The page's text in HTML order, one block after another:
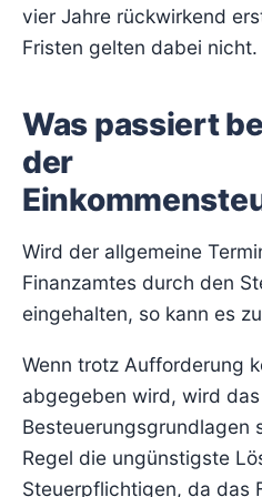
vier Jahre rückwirkend
Fristen gelten dabei nicht.
Was passiert
der
Wird der allgemeine
Finanzamtes durch den
eingehalten, so kann es
Wenn trotz Aufforderung
abgegeben wird, wird
Besteuerungsgrundlagen
Regel die ungünstigste
Steuerpflichtigen, da das